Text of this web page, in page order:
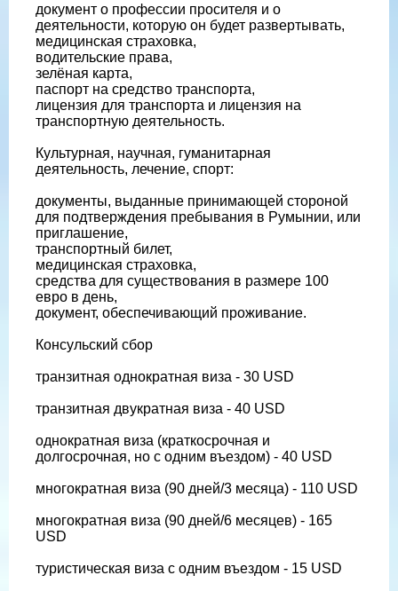
документ о профессии просителя и о
деятельности, которую он будет развертывать,
медицинская страховка,
водительские права,
зелёная карта,
паспорт на средство транспорта,
лицензия для транспорта и лицензия на
транспортную деятельность.
Культурная, научная, гуманитарная
деятельность, лечение, спорт:
документы, выданные принимающей стороной
для подтверждения пребывания в Румынии, или
приглашение,
транспортный билет,
медицинская страховка,
средства для существования в размере 100
евро в день,
документ, обеспечивающий проживание.
Консульский сбор
транзитная однократная виза - 30 USD
транзитная двукратная виза - 40 USD
однократная виза (краткосрочная и
долгосрочная, но с одним въездом) - 40 USD
многократная виза (90 дней/3 месяца) - 110 USD
многократная виза (90 дней/6 месяцев) - 165
USD
туристическая виза с одним въездом - 15 USD